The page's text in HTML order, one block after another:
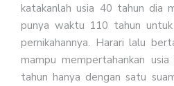
katakanlah usia 40 tahun dia
punya waktu 110 tahun
pernikahannya. Harari lalu
mampu mempertahankan
tahun hanya dengan satu